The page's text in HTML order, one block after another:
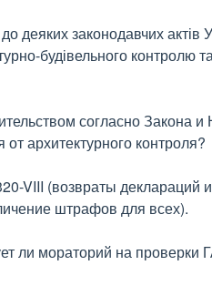
деяких законодавчих актів
будівельного контролю
согласно Закона
архитектурного контроля?
VIII (возвраты деклараций
штрафов для всех).
ли мораторий на проверки